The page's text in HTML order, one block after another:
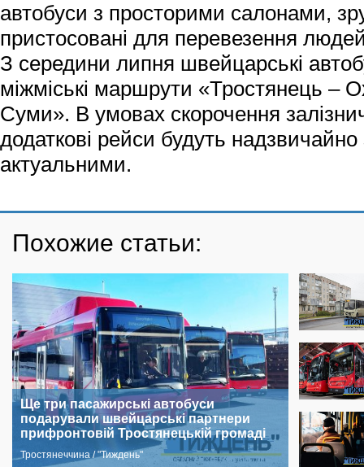
автобуси з просторими салонами,
пристосовані для перевезення
З середини липня швейцарські
міжміські маршрути «Тростянець –
Суми». В умовах скорочення
додаткові рейси будуть
актуальними.
Похожие статьи:
Ще три пасажирські автобуси
подарували швейцарські партнери
прифронтовій Тростянецькій громаді
Тростянеччина / "Тиждень"